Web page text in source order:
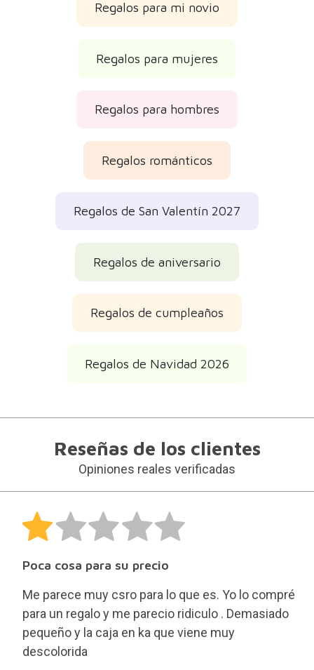
Regalos para mi novio
Regalos para mujeres
Regalos para hombres
Regalos románticos
Regalos de San Valentín 2027
Regalos de aniversario
Regalos de cumpleaños
Regalos de Navidad 2026
Reseñas de los clientes
Opiniones reales verificadas
Poca cosa para su precio
Me parece muy csro para lo que es. Yo lo compré
para un regalo y me parecio ridiculo . Demasiado
pequeño y la caja en ka que viene muy
descolorida